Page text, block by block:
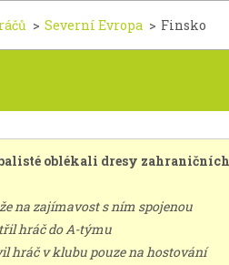
> Severní Evropa > Finsko
oblékali dresy zahraničních
na zajímavost s ním spojenou
hráč do A-týmu
hráč v klubu pouze na hostování